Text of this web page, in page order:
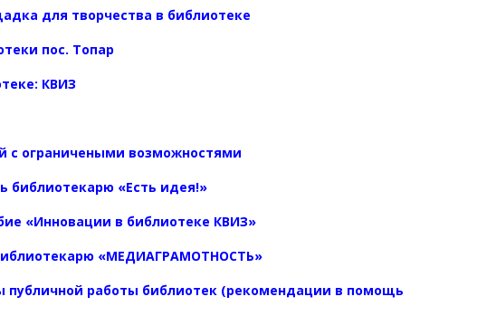
для творчества в библиотеке
пос. Топар
КВИЗ
с ограничеными возможностями
библиотекарю «Есть идея!»
«Инновации в библиотеке КВИЗ»
«МЕДИАГРАМОТНОСТЬ»
работы библиотек (рекомендации в помощь